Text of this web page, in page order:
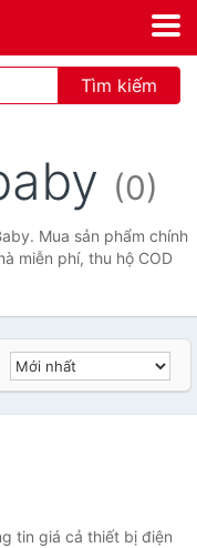
Tìm kiếm
(0)
Mua sản phẩm chính
miễn phí, thu hộ COD
tin giá cả thiết bị điện